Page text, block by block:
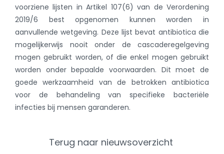
voorziene lijsten in Artikel 107(6) van de Verordening
2019/6 best opgenomen kunnen worden in
aanvullende wetgeving. Deze lijst bevat antibiotica die
mogelijkerwijs nooit onder de cascaderegelgeving
mogen gebruikt worden, of die enkel mogen gebruikt
worden onder bepaalde voorwaarden. Dit moet de
goede werkzaamheid van de betrokken antibiotica
voor de behandeling van specifieke bacteriële
infecties bij mensen garanderen.
Terug naar nieuwsoverzicht